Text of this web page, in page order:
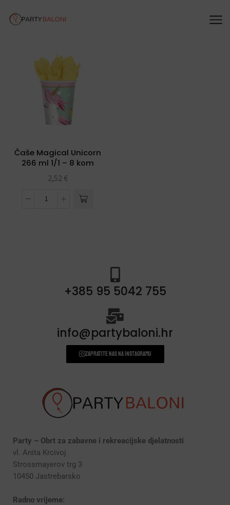
Čaše Magical Unicorn
266 ml 1/1 – 8 kom
2,52 €
+385 95 5042 755
info@partybaloni.hr
Zapratite nas na instagramu
Party – Obrt za zabavne i rekreacijske djelatnosti
vl. Anita Krcivoj
Strossmayerov trg 3
10450 Jastrebarsko
Radno vrijeme: